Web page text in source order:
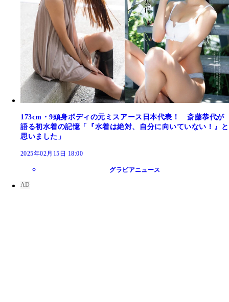
173cm・9頭身ボディの元ミスアース日本代表！ 斎藤恭代が
語る初水着の記憶「『水着は絶対、自分に向いていない！』と
思いました」
2025年02月15日 18:00
グラビアニュース